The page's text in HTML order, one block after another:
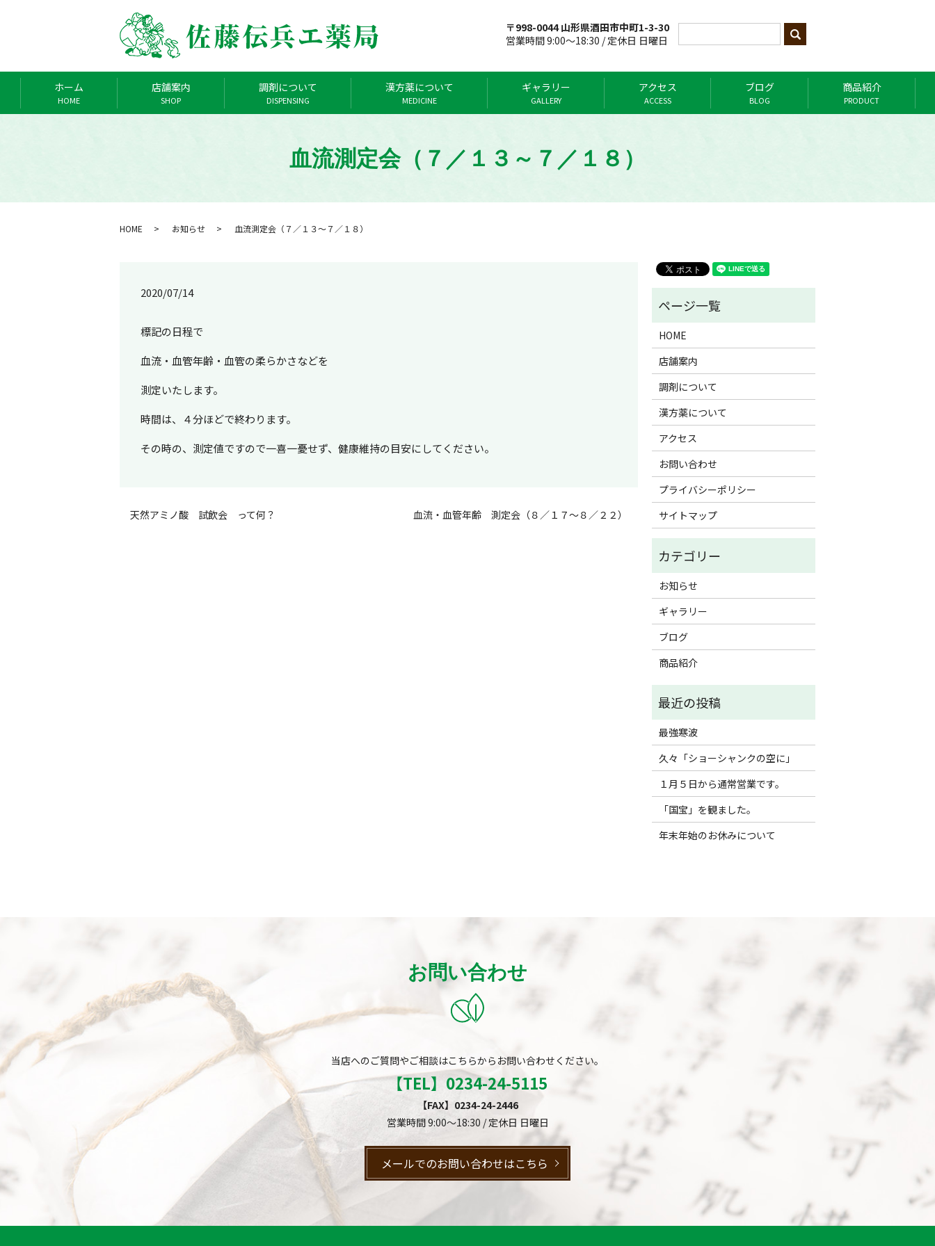
〒998-0044 山形県酒田市中町1-3-30
営業時間 9:00～18:30 / 定休日 日曜日
ホーム
HOME
店舗案内
SHOP
調剤について
DISPENSING
漢方薬について
MEDICINE
ギャラリー
GALLERY
アクセス
ACCESS
ブログ
BLOG
商品紹介
PRODUCT
血流測定会（７／１３～７／１８）
HOME お知らせ 血流測定会（７／１３～７／１８）
2020/07/14
標記の日程で
血流・血管年齢・血管の柔らかさなどを
測定いたします。
時間は、４分ほどで終わります。
その時の、測定値ですので一喜一憂せず、健康維持の目安にしてください。
天然アミノ酸 試飲会 って何？ 血流・血管年齢 測定会（８／１７～８／２２）
HOME
店舗案内
調剤について
漢方薬について
アクセス
お問い合わせ
プライバシーポリシー
サイトマップ
お知らせ
ギャラリー
ブログ
商品紹介
最強寒波
久々「ショーシャンクの空に」
１月５日から通常営業です。
「国宝」を観ました。
年末年始のお休みについて
お問い合わせ
当店へのご質問やご相談はこちらからお問い合わせください。
【TEL】 0234-24-5115
【FAX】0234-24-2446
営業時間 9:00～18:30 / 定休日 日曜日
メールでのお問い合わせはこちら